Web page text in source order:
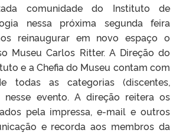
comunidade do Instituto de
nessa próxima segunda feira
reinaugurar em novo espaço o
Museu Carlos Ritter. A Direção do
e a Chefia do Museu contam com
todas as categorias (discentes,
nesse evento. A direção reitera os
pela impressa, e-mail e outros
e recorda aos membros da